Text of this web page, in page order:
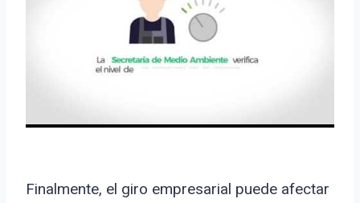
Finalmente, el giro empresarial puede afectar